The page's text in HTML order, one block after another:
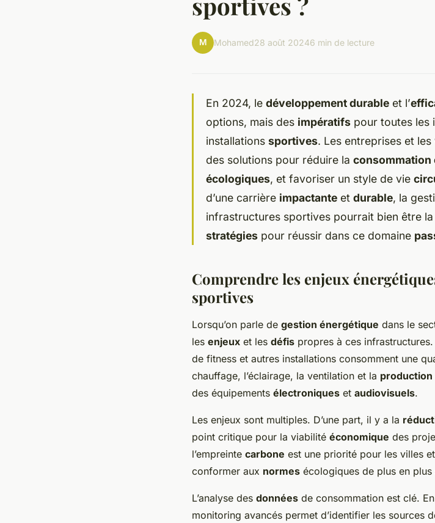
M Mohamed28 août 20246 min de lecture
En 2024, le développement durable et l’
options, mais des impératifs pour toutes les
installations sportives. Les entreprises et
des solutions pour réduire la consommation
écologiques, et favoriser un style de vie
d’une carrière impactante et durable, la
infrastructures sportives pourrait bien être
stratégies pour réussir dans ce domaine
Comprendre les enjeux
sportives
Lorsqu’on parle de gestion énergétique dans le
les enjeux et les défis propres à ces
de fitness et autres installations consomment une
chauffage, l’éclairage, la ventilation et la production
des équipements électroniques et audiovisuels.
Les enjeux sont multiples. D’une part, il y a la
point critique pour la viabilité économique des
l’empreinte carbone est une priorité pour les villes
conformer aux normes écologiques de plus en plus
L’analyse des données de consommation est clé.
monitoring avancés permet d’identifier les sources